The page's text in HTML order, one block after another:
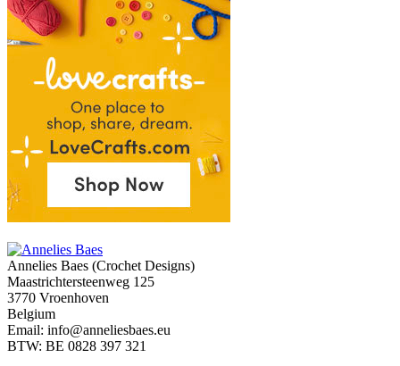
Annelies Baes (Crochet Designs)
Maastrichtersteenweg 125
3770 Vroenhoven
Belgium
Email: info@anneliesbaes.eu
BTW: BE 0828 397 321